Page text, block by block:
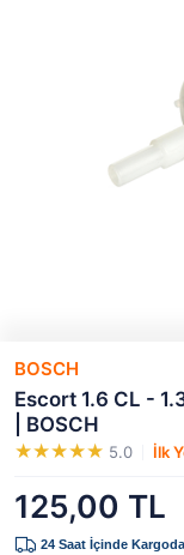
BOSCH
Escort 1.6 CL -
| BOSCH
5.0 İlk
125,00 TL